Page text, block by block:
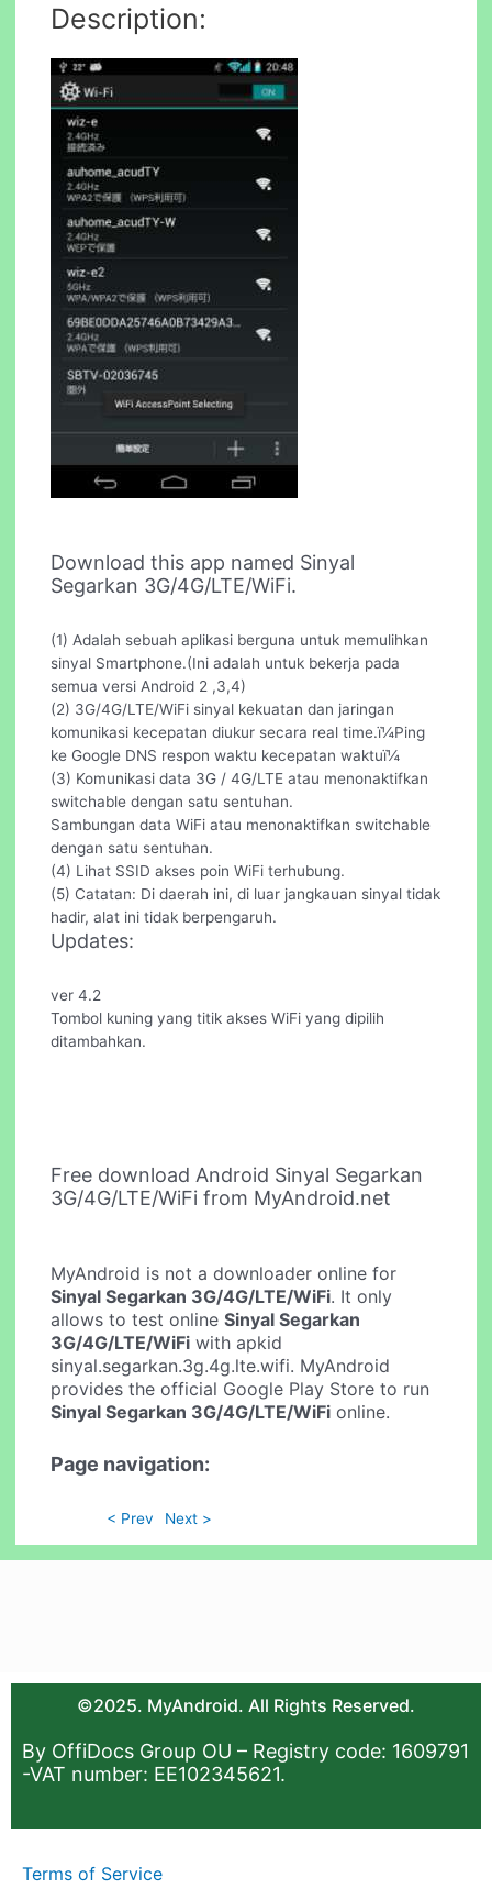
Description:
Download this app named Sinyal
Segarkan 3G/4G/LTE/WiFi.
(1) Adalah sebuah aplikasi berguna untuk memulihkan
sinyal Smartphone.(Ini adalah untuk bekerja pada
semua versi Android 2 ,3,4)
(2) 3G/4G/LTE/WiFi sinyal kekuatan dan jaringan
komunikasi kecepatan diukur secara real time.ï¼Ping
ke Google DNS respon waktu kecepatan waktuï¼
(3) Komunikasi data 3G / 4G/LTE atau menonaktifkan
switchable dengan satu sentuhan.
Sambungan data WiFi atau menonaktifkan switchable
dengan satu sentuhan.
(4) Lihat SSID akses poin WiFi terhubung.
(5) Catatan: Di daerah ini, di luar jangkauan sinyal tidak
hadir, alat ini tidak berpengaruh.
Updates:
ver 4.2
Tombol kuning yang titik akses WiFi yang dipilih
ditambahkan.
Free download Android Sinyal Segarkan
3G/4G/LTE/WiFi from MyAndroid.net
MyAndroid is not a downloader online for
Sinyal Segarkan 3G/4G/LTE/WiFi. It only
allows to test onlineSinyal Segarkan
3G/4G/LTE/WiFi with apkid
sinyal.segarkan.3g.4g.lte.wifi. MyAndroid
provides the official Google Play Store to run
Sinyal Segarkan 3G/4G/LTE/WiFi online.
Page navigation:
< Prev Next >
©2025. MyAndroid. All Rights Reserved.
By OffiDocs Group OU – Registry code: 1609791
-VAT number: EE102345621.
Terms of Service